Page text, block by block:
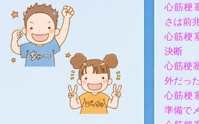
心筋梗
さは前
心筋梗
決断
心筋梗
外だっ
心筋梗
準備で